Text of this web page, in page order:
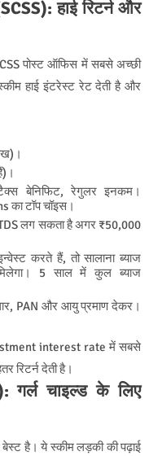
हाई रिटर्न और
पोस्ट ऑफिस में सबसे अच्छी
हाई इंटरेस्ट रेट देती है और
बेनिफिट, रेगुलर इनकम।
टॉप चॉइस।
लग सकता है अगर ₹50,000
करते हैं, तो सालाना ब्याज
5 साल में कुल ब्याज
PAN और आयु प्रमाण देकर।
interest rate में सबसे
रिटर्न देती है।
गर्ल चाइल्ड के लिए
है। ये स्कीम लड़की की पढ़ाई